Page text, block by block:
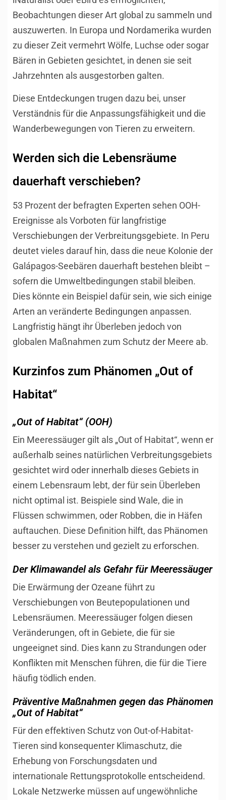
Beobachtungen dieser Art global zu sammeln und
auszuwerten. In Europa und Nordamerika wurden
zu dieser Zeit vermehrt Wölfe, Luchse oder sogar
Bären in Gebieten gesichtet, in denen sie seit
Jahrzehnten als ausgestorben galten.
Diese Entdeckungen trugen dazu bei, unser
Verständnis für die Anpassungsfähigkeit und die
Wanderbewegungen von Tieren zu erweitern.
Werden sich die Lebensräume
dauerhaft verschieben?
53 Prozent der befragten Experten sehen OOH-
Ereignisse als Vorboten für langfristige
Verschiebungen der Verbreitungsgebiete. In Peru
deutet vieles darauf hin, dass die neue Kolonie der
Galápagos-Seebären dauerhaft bestehen bleibt –
sofern die Umweltbedingungen stabil bleiben.
Dies könnte ein Beispiel dafür sein, wie sich einige
Arten an veränderte Bedingungen anpassen.
Langfristig hängt ihr Überleben jedoch von
globalen Maßnahmen zum Schutz der Meere ab.
Kurzinfos zum Phänomen „Out of
Habitat“
„Out of Habitat“ (OOH)
Ein Meeressäuger gilt als „Out of Habitat“, wenn er
außerhalb seines natürlichen Verbreitungsgebiets
gesichtet wird oder innerhalb dieses Gebiets in
einem Lebensraum lebt, der für sein Überleben
nicht optimal ist. Beispiele sind Wale, die in
Flüssen schwimmen, oder Robben, die in Häfen
auftauchen. Diese Definition hilft, das Phänomen
besser zu verstehen und gezielt zu erforschen.
Der Klimawandel als Gefahr für Meeressäuger
Die Erwärmung der Ozeane führt zu
Verschiebungen von Beutepopulationen und
Lebensräumen. Meeressäuger folgen diesen
Veränderungen, oft in Gebiete, die für sie
ungeeignet sind. Dies kann zu Strandungen oder
Konflikten mit Menschen führen, die für die Tiere
häufig tödlich enden.
Präventive Maßnahmen gegen das Phänomen
„Out of Habitat“
Für den effektiven Schutz von Out-of-Habitat-
Tieren sind konsequenter Klimaschutz, die
Erhebung von Forschungsdaten und
internationale Rettungsprotokolle entscheidend.
Lokale Netzwerke müssen auf ungewöhnliche